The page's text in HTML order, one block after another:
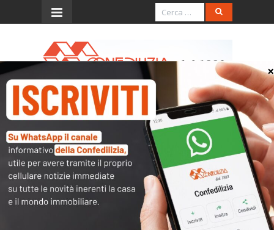
Menu
Confedilizia notizie –
Maggio 2016